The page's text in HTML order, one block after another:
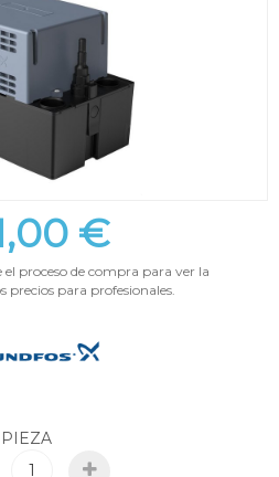
€
proceso de compra para ver la
precios para profesionales.
PIEZA